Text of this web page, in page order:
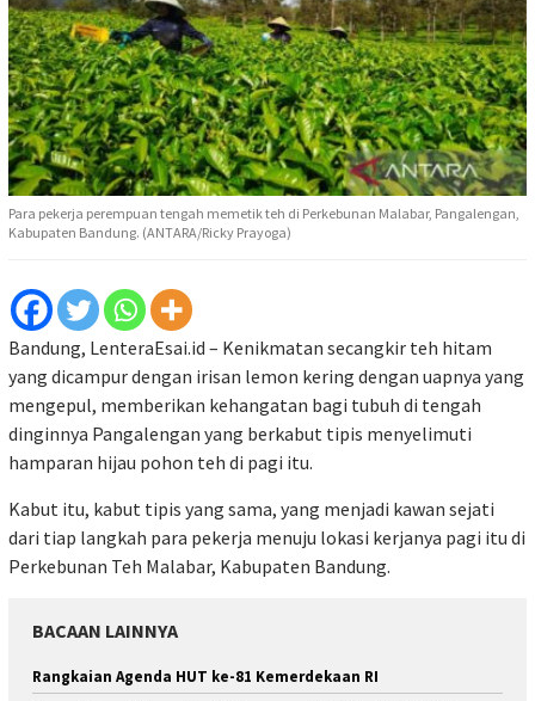
Para pekerja perempuan tengah memetik teh di Perkebunan Malabar, Pangalengan,
Kabupaten Bandung. (ANTARA/Ricky Prayoga)
Bandung, LenteraEsai.id – Kenikmatan secangkir teh hitam
yang dicampur dengan irisan lemon kering dengan uapnya yang
mengepul, memberikan kehangatan bagi tubuh di tengah
dinginnya Pangalengan yang berkabut tipis menyelimuti
hamparan hijau pohon teh di pagi itu.
Kabut itu, kabut tipis yang sama, yang menjadi kawan sejati
dari tiap langkah para pekerja menuju lokasi kerjanya pagi itu di
Perkebunan Teh Malabar, Kabupaten Bandung.
BACAAN LAINNYA
Rangkaian Agenda HUT ke-81 Kemerdekaan RI